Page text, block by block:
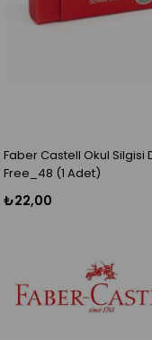
Faber Castell Okul Silgisi
Free_48 (1 Adet)
₺22,00